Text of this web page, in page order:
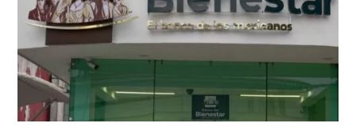
confirman
cuándo
iniciarán
los